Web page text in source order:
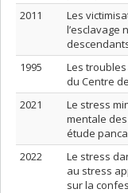
2011
Les
l’esclavage
1995
Les
du Centre
2021
Le stress
mentale
étude
2022
Le stress
au stress
sur la